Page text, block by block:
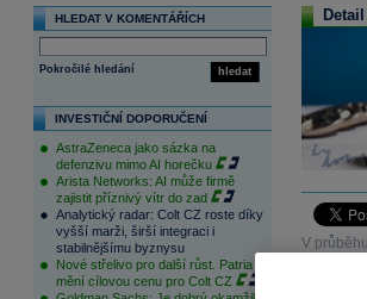
HLEDAT V KOMENTÁŘÍCH
hledat
Pokročilé hledání
INVESTIČNÍ DOPORUČENÍ
AstraZeneca jako sázka na
defenzivu mimo AI horečku
Arista Networks: AI může firmě
zajistit příznivý vítr do zad
Analytický radar: Colt CZ roste díky
vyšší marži, širší integraci i
stabilnějšímu byznysu
Nové střelivo pro další růst. Patria
mění cílovou cenu pro Colt CZ
V